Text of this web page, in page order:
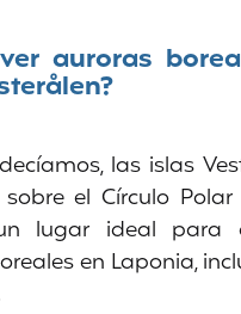
auroras
las islas
el Círculo
lugar ideal para
en Laponia,